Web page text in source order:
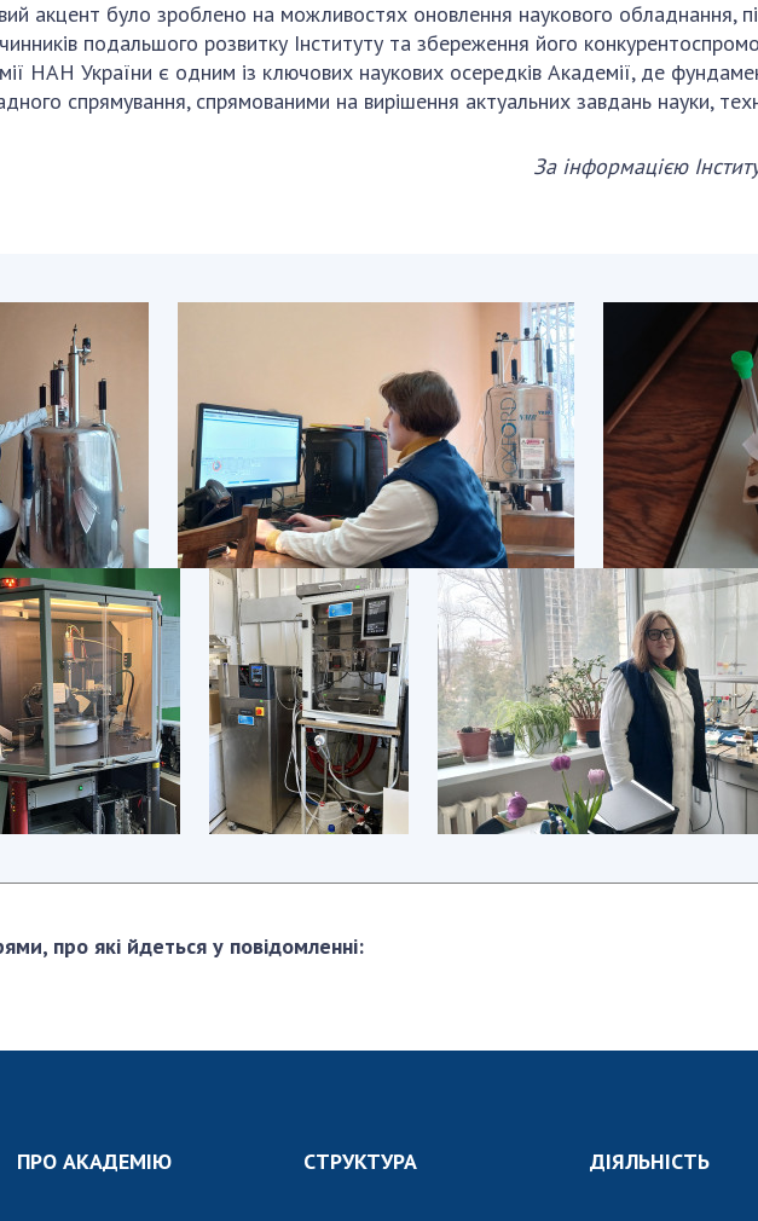
акцент було зроблено на можливостях оновлення наукового обладнання,
подальшого розвитку Інституту та збереження його
НАН України є одним із ключових наукових осередків Академії, де
спрямування, спрямованими на вирішення актуальних завдань науки,
За інформацією
про які йдеться у повідомленні:
ПРО АКАДЕМІЮ СТРУКТУРА ДІЯЛЬНІСТЬ